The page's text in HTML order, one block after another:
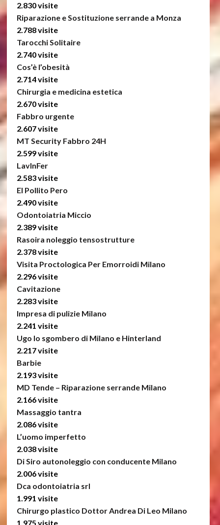
2.830 visite
Riparazione e Sostituzione serrande a Monza
2.788 visite
Tarocchi Solitaire
2.740 visite
Cos’è l’obesità
2.714 visite
Chirurgia e medicina estetica
2.670 visite
Fabbro urgente
2.607 visite
MT Security Fabbro 24H
2.599 visite
LavInFer
2.583 visite
El Pollito Pero
2.490 visite
Odontoiatria Miccio
2.389 visite
Rasoira noleggio tensostrutture
2.378 visite
Visita Proctologica Per Emorroidi Milano
2.296 visite
Cavitazione
2.283 visite
Impresa di pulizie Milano
2.241 visite
Ugo lo sgombero di Milano e Hinterland
2.217 visite
Barbie
2.193 visite
MD Tende – Riparazione serrande Milano
2.166 visite
Massaggio tantra
2.086 visite
L’uomo imperfetto
2.038 visite
Di Siro autonoleggio con conducente Milano
2.006 visite
Dca odontoiatria srl
1.991 visite
Chirurgo plastico Dottor Andrea Di Leo Milano
1.975 visite